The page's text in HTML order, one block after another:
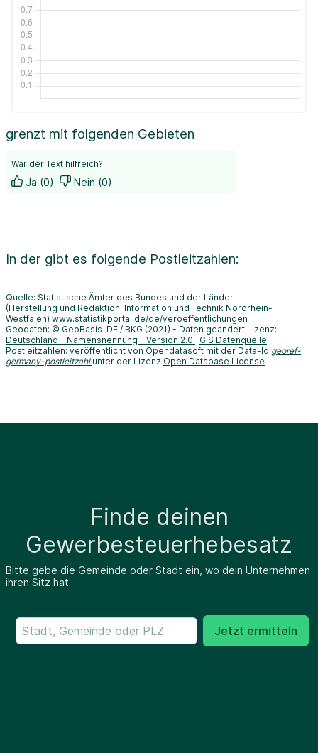
grenzt mit folgenden Gebieten
War der Text hilfreich?
Ja (0) Nein (0)
In der gibt es folgende Postleitzahlen:
Quelle: Statistische Ämter des Bundes und der Länder
(Herstellung und Redaktion: Information und Technik Nordrhein-
Westfalen) www.statistikportal.de/de/veroeffentlichungen
Geodaten: © GeoBasis-DE / BKG (2021) - Daten geändert Lizenz:
Deutschland – Namensnennung – Version 2.0
GIS Datenquelle
Postleitzahlen: veröffentlicht von Opendatasoft mit der Data-Id georef-
germany-postleitzahl unter der Lizenz Open Database License
Finde deinen
Gewerbesteuerhebesatz
Bitte gebe die Gemeinde oder Stadt ein, wo dein Unternehmen
ihren Sitz hat
Jetzt ermitteln